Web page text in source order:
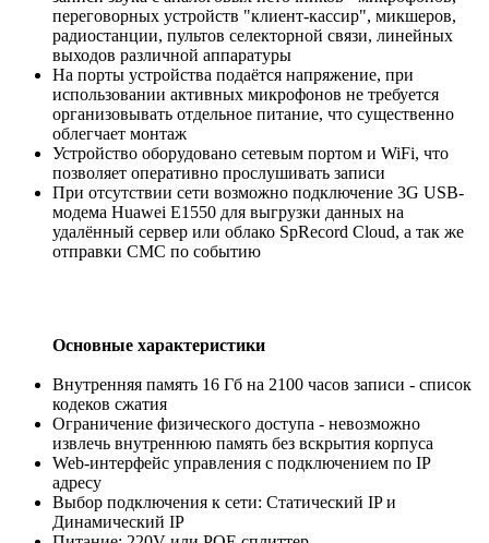
переговорных устройств "клиент-кассир", микшеров,
радиостанции, пультов селекторной связи, линейных
выходов различной аппаратуры
На порты устройства подаётся напряжение, при
использовании активных микрофонов не требуется
организовывать отдельное питание, что существенно
облегчает монтаж
Устройство оборудовано сетевым портом и WiFi, что
позволяет оперативно прослушивать записи
При отсутствии сети возможно подключение 3G USB-
модема Huawei E1550 для выгрузки данных на
удалённый сервер или облако SpRecord Cloud, а так же
отправки СМС по событию
Основные характеристики
Внутренняя память 16 Гб на 2100 часов записи - список
кодеков сжатия
Ограничение физического доступа - невозможно
извлечь внутреннюю память без вскрытия корпуса
Web-интерфейс управления с подключением по IP
адресу
Выбор подключения к сети: Статический IP и
Динамический IP